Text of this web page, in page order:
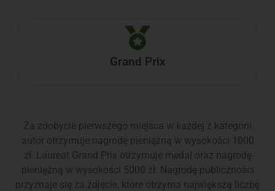
Grand Prix
Za zdobycie pierwszego miejsca w każdej z kategorii
autor otrzymuje nagrodę pieniężną w wysokości 1000
zł. Laureat Grand Prix otrzymuje medal oraz nagrodę
pieniężną w wysokości 5000 zł. Nagrodę publiczności
przyznaje się za zdjęcie, które otrzyma największą liczbę